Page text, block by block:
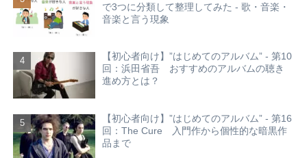
で3つに分類して整理してみた - 歌・音楽・
音楽と言う現象
【初心者向け】”はじめてのアルバム” - 第10
回：浜田省吾 おすすめのアルバムの聴き
進め方とは？
【初心者向け】”はじめてのアルバム” - 第16
回：The Cure 入門作から個性的な暗黒作
品まで